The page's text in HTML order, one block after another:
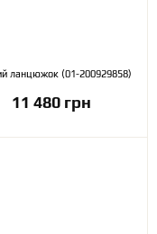
Золотий ланцюжок (01-200929858)
11 480 грн